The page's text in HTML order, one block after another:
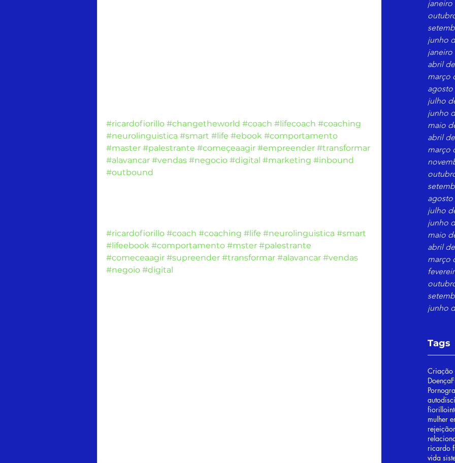
janeiro
junho
janeiro
abril
março
agosto
julho
junho
maio
abril
março
agosto
julho
junho
maio
abril
março
junho
Tags
Criação
Doença
fiorillo
mulher
rejeição
ricardo
vida
#ricardofiorillo #changetheworld #coach #lifecoach #coaching
#neurolinguistica #smart #life #ebook #comportamento
#master #palestrante #começeaagir #empreender #transformar
#alavancar #vendas #negocio #digital #marketing #inbound
#outbound
#ricardofiorillo #coach #coaching #life #neurolinguistica #smart
#lifeebook #comportamento #mster #palestrante
#comeceaagir #supreender #transformar #alavancar #vendas
#negoio #digital